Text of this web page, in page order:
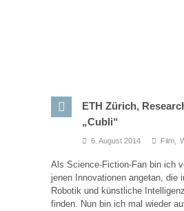
ETH Zürich,
„Cubli“
6. August 2014 Film
Als Science-Fiction-Fan bin ich
jenen Innovationen angetan, die
Robotik und künstliche
finden. Nun bin ich mal wieder